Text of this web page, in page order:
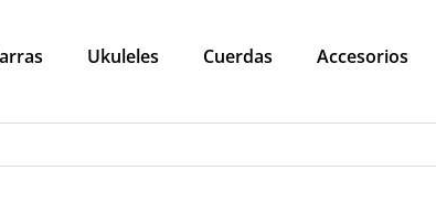
Ukuleles Cuerdas Accesorios